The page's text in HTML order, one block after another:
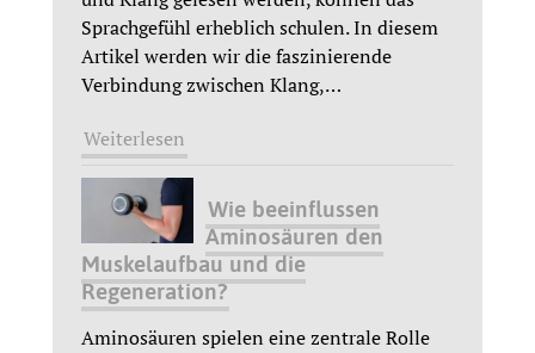
Sprachgefühl erheblich schulen. In diesem
Artikel werden wir die faszinierende
Verbindung zwischen Klang,…
Weiterlesen
Wie beeinflussen
Aminosäuren den
Muskelaufbau und die
Regeneration?
Aminosäuren spielen eine zentrale Rolle